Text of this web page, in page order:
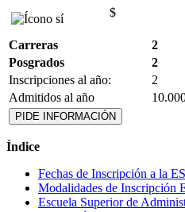
$
Carreras
2
Posgrados
2
Inscripciones al año:
2
Admitidos al año
PIDE INFORMACIÓN
Índice
Fechas de Inscripción a la
Modalidades de Inscripción
Escuela Superior de